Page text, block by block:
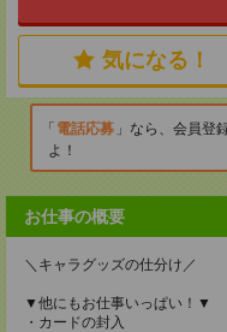
気になる！
電話応募
なら、会員登
よ！
お仕事の概要
＼キャラグッズの仕分け／
▼他にもお仕事いっぱい！▼
・カードの封入